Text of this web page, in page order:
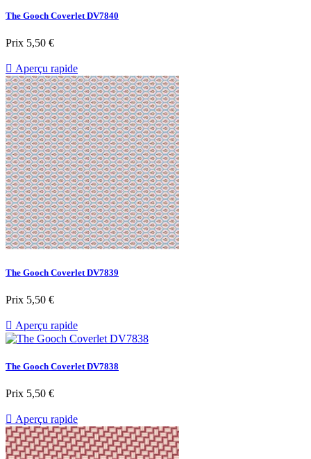
The Gooch Coverlet DV7840
Prix 5,50 €
 Aperçu rapide
The Gooch Coverlet DV7839
Prix 5,50 €
 Aperçu rapide
The Gooch Coverlet DV7838
Prix 5,50 €
 Aperçu rapide